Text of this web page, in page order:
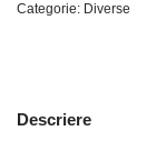
Categorie: Diverse
Descriere